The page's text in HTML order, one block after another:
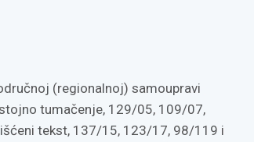
(regionalnoj) samoupravi
tumačenje, 129/05, 109/07,
tekst, 137/15, 123/17, 98/119 i